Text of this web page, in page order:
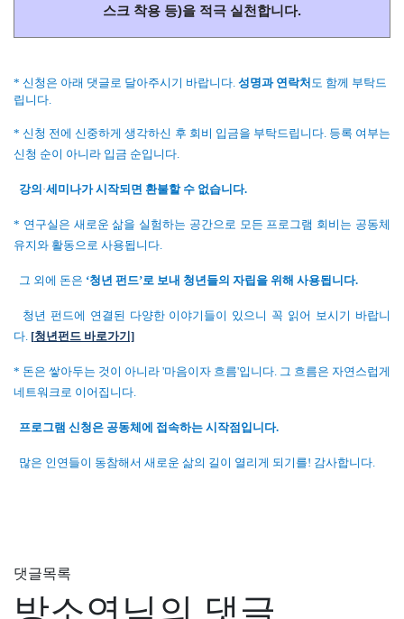
스크 착용 등)을 적극 실천합니다.
* 신청은 아래 댓글로 달아주시기 바랍니다. 성명과 연락처 도 함께 부탁드
립니다.
* 신청 전에 신중하게 생각하신 후 회비 입금을 부탁드립니다. 등록 여부는
신청 순이 아니라 입금 순입니다.
강의 ·세미나가 시작되면 환불할 수 없습니다.
* 연구실은 새로운 삶을 실험하는 공간으로 모든 프로그램 회비는 공동체
유지와 활동으로 사용됩니다.
그 외에 돈은 ‘청년 펀드’로 보내 청년들의 자립을 위해 사용됩니다.
청년 펀드에 연결된 다양한 이야기들이 있으니 꼭 읽어 보시기 바랍니
다. [청년펀드 바로가기]
* 돈은 쌓아두는 것이 아니라 '마음이자 흐름'입니다. 그 흐름은 자연스럽게
네트워크로 이어집니다.
프로그램 신청은 공동체에 접속하는 시작점입니다.
많은 인연들이 동참해서 새로운 삶의 길이 열리게 되기를! 감사합니다.
댓글목록